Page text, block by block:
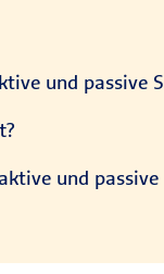
und passive
und